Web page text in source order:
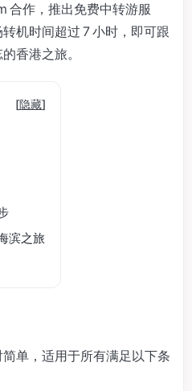
合作，推出免费中转游服
机时间超过 7 小时，即可跟
香港之旅。
[隐藏]
滨之旅
单，适用于所有满足以下条